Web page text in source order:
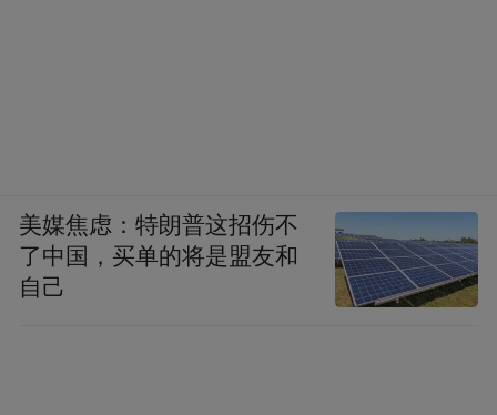
美媒焦虑：特朗普这招伤不
了中国，买单的将是盟友和
自己